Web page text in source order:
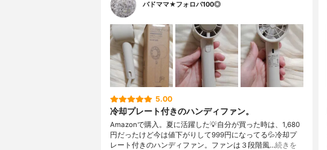
バドママ★フォロバ100◎
5.00
冷却プレート付きのハンディファン。
Amazonで購入。夏に活躍した💡自分が買った時は、1,680
円だったけど今は値下がりして999円になってる💦冷却プ
レート付きのハンディファン。ファンは３段階風…続きを